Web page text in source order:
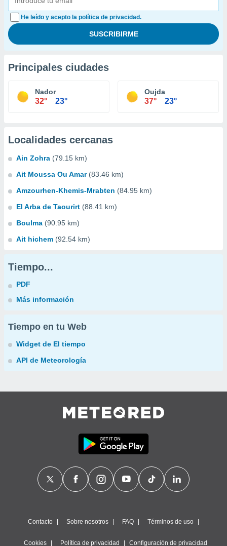
He leído y acepto la política de privacidad.
Principales ciudades
Nador
32° 23°
Oujda
37° 23°
Localidades cercanas
Ain Zohra (79.15 km)
Ait Moussa Ou Amar (83.46 km)
Amzourhen-Khemis-Mrabten (84.95 km)
El Arba de Taourirt (88.41 km)
Boulma (90.95 km)
Ait hichem (92.54 km)
Tiempo...
PDF
Más información
Tiempo en tu Web
Widget de El tiempo
API de Meteorología
Contacto Sobre nosotros FAQ Términos de uso
Cookies Política de privacidad Configuración de privacidad